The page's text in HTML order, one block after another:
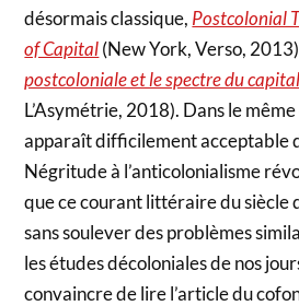
désormais classique, Postcolonial
of Capital(New York, Verso,
postcoloniale et le spectre du capital
L’Asymétrie, 2018). Dans le
apparaît difficilement acceptable
Négritude à l’anticolonialisme
que ce courant littéraire du siècle
sans soulever des problèmes
les études décoloniales de nos
convaincre de lire l’article du